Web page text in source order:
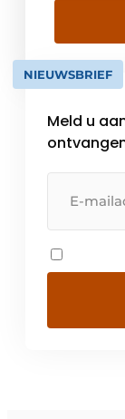
ontdek
eigenlijke
te
NIEUWSBRIEF
Meld u